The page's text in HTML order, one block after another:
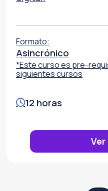
Formato:
Asincrónico
*Este curso es pre-
siguientes cursos
12 horas